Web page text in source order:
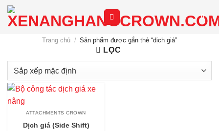
Chuyển
đến
0
Trang chủ / Sản phẩm được gắn thẻ “dịch giá”
LỌC
ATTACHMENTS CROWN
Dịch giá (Side Shift)